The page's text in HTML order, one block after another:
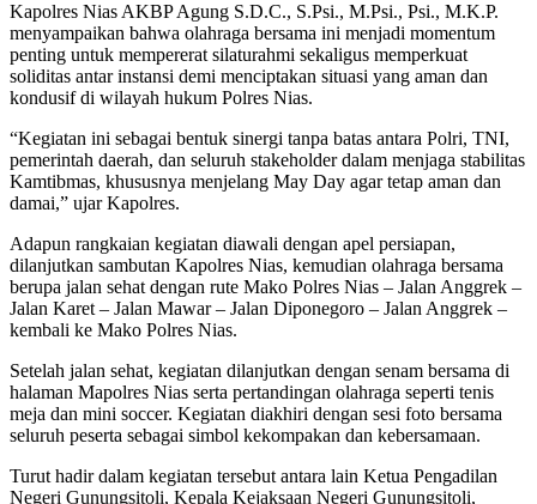
Kapolres Nias AKBP Agung S.D.C., S.Psi., M.Psi., Psi., M.K.P.
menyampaikan bahwa olahraga bersama ini menjadi momentum
penting untuk mempererat silaturahmi sekaligus memperkuat
soliditas antar instansi demi menciptakan situasi yang aman dan
kondusif di wilayah hukum Polres Nias.
“Kegiatan ini sebagai bentuk sinergi tanpa batas antara Polri, TNI,
pemerintah daerah, dan seluruh stakeholder dalam menjaga stabilitas
Kamtibmas, khususnya menjelang May Day agar tetap aman dan
damai,” ujar Kapolres.
Adapun rangkaian kegiatan diawali dengan apel persiapan,
dilanjutkan sambutan Kapolres Nias, kemudian olahraga bersama
berupa jalan sehat dengan rute Mako Polres Nias – Jalan Anggrek –
Jalan Karet – Jalan Mawar – Jalan Diponegoro – Jalan Anggrek –
kembali ke Mako Polres Nias.
Setelah jalan sehat, kegiatan dilanjutkan dengan senam bersama di
halaman Mapolres Nias serta pertandingan olahraga seperti tenis
meja dan mini soccer. Kegiatan diakhiri dengan sesi foto bersama
seluruh peserta sebagai simbol kekompakan dan kebersamaan.
Turut hadir dalam kegiatan tersebut antara lain Ketua Pengadilan
Negeri Gunungsitoli, Kepala Kejaksaan Negeri Gunungsitoli,